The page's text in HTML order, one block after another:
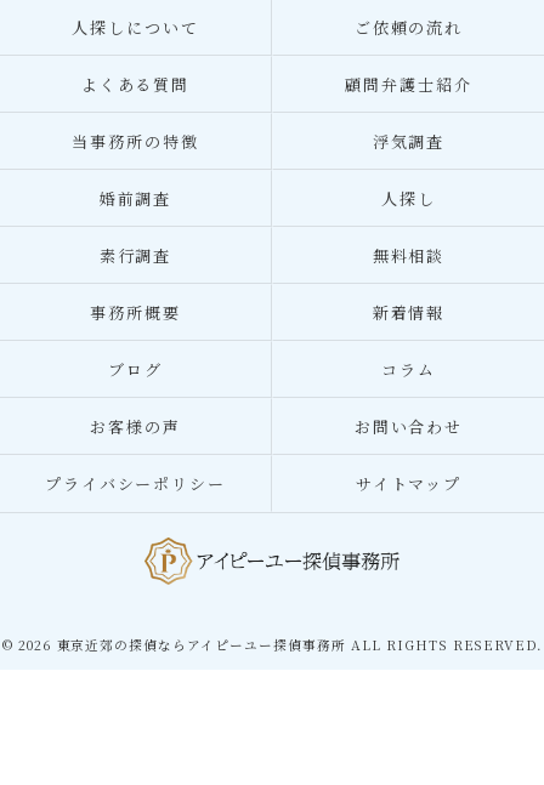
人探しについて ご依頼の流れ
よくある質問 顧問弁護士紹介
当事務所の特徴 浮気調査
婚前調査 人探し
素行調査 無料相談
事務所概要 新着情報
ブログ コラム
お客様の声 お問い合わせ
プライバシーポリシー サイトマップ
© 2026 東京近郊の探偵ならアイピーユー探偵事務所 ALL RIGHTS RESERVED.